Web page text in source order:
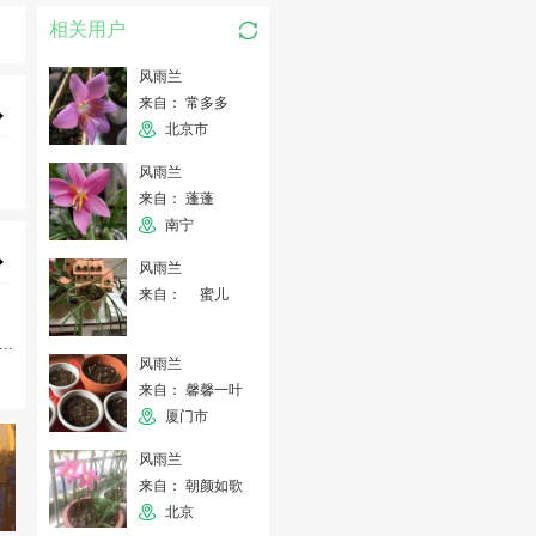
相关用户
风雨兰
来自： 常多多
北京市
风雨兰
来自： 蓬蓬
南宁
风雨兰
来自： 蜜儿
风雨兰
来自： 馨馨一叶
厦门市
风雨兰
来自： 朝颜如歌
北京